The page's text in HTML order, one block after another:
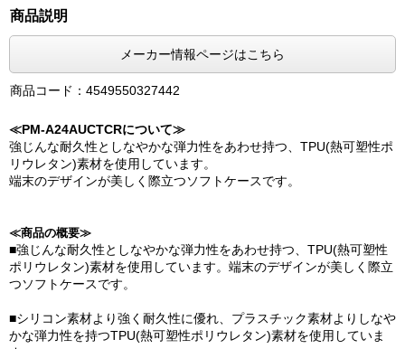
商品説明
メーカー情報ページはこちら
商品コード：4549550327442
≪PM-A24AUCTCRについて≫
強じんな耐久性としなやかな弾力性をあわせ持つ、TPU(熱可塑性ポ
リウレタン)素材を使用しています。
端末のデザインが美しく際立つソフトケースです。
≪商品の概要≫
■強じんな耐久性としなやかな弾力性をあわせ持つ、TPU(熱可塑性
ポリウレタン)素材を使用しています。端末のデザインが美しく際立
つソフトケースです。
■シリコン素材より強く耐久性に優れ、プラスチック素材よりしなや
かな弾力性を持つTPU(熱可塑性ポリウレタン)素材を使用していま